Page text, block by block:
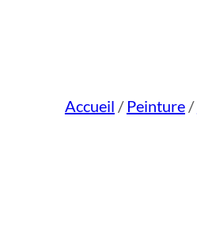
Accueil / Peinture/